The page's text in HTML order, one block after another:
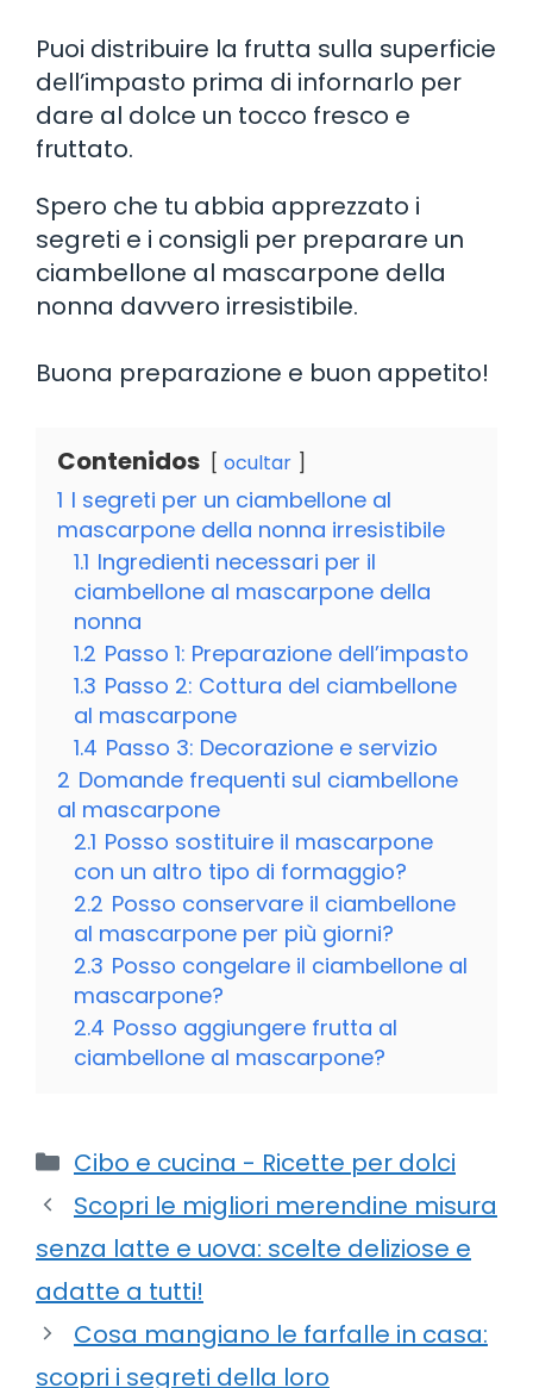
Puoi distribuire la frutta sulla superficie
dell’impasto prima di infornarlo per
dare al dolce un tocco fresco e
fruttato.
Spero che tu abbia apprezzato i
segreti e i consigli per preparare un
ciambellone al mascarpone della
nonna davvero irresistibile.
Buona preparazione e buon appetito!
Contenidos ocultar
1 I segreti per un ciambellone al
mascarpone della nonna irresistibile
1.1 Ingredienti necessari per il
ciambellone al mascarpone della
nonna
1.2 Passo 1: Preparazione dell’impasto
1.3 Passo 2: Cottura del ciambellone
al mascarpone
1.4 Passo 3: Decorazione e servizio
2 Domande frequenti sul ciambellone
al mascarpone
2.1 Posso sostituire il mascarpone
con un altro tipo di formaggio?
2.2 Posso conservare il ciambellone
al mascarpone per più giorni?
2.3 Posso congelare il ciambellone al
mascarpone?
2.4 Posso aggiungere frutta al
ciambellone al mascarpone?
Categorie
Cibo e cucina - Ricette per dolci
Scopri le migliori merendine misura
senza latte e uova: scelte deliziose e
adatte a tutti!
Cosa mangiano le farfalle in casa:
scopri i segreti della loro